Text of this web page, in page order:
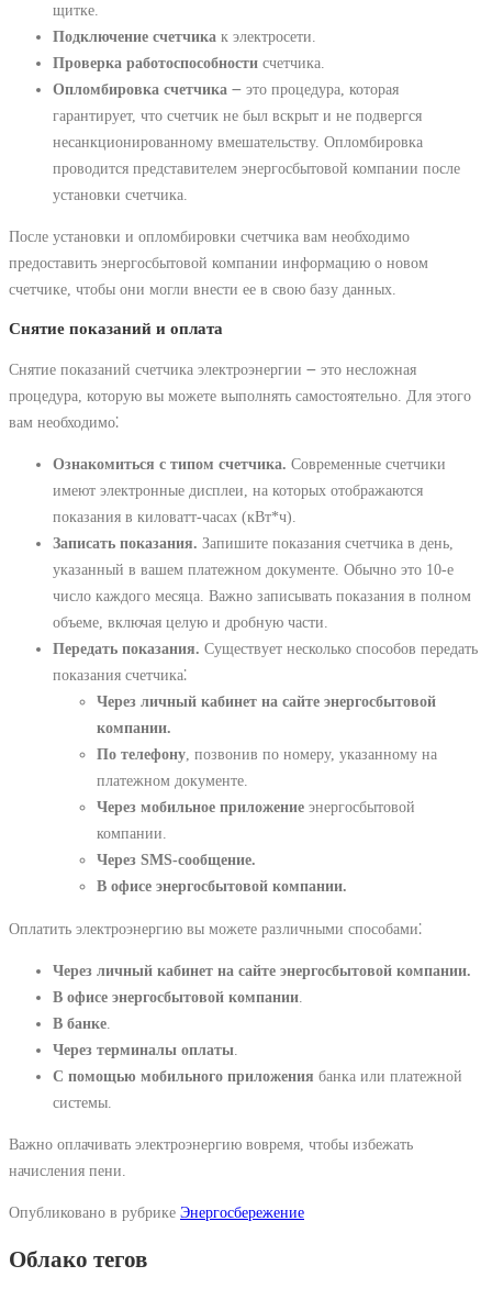
щитке.
Подключение счетчика к электросети.
Проверка работоспособности счетчика.
Опломбировка счетчика ౼ это процедура, которая
гарантирует, что счетчик не был вскрыт и не подвергся
несанкционированному вмешательству. Опломбировка
проводится представителем энергосбытовой компании после
установки счетчика.
После установки и опломбировки счетчика вам необходимо
предоставить энергосбытовой компании информацию о новом
счетчике, чтобы они могли внести ее в свою базу данных.
Снятие показаний и оплата
Снятие показаний счетчика электроэнергии ౼ это несложная
процедура, которую вы можете выполнять самостоятельно. Для этого
вам необходимо⁚
Ознакомиться с типом счетчика. Современные счетчики
имеют электронные дисплеи, на которых отображаются
показания в киловатт-часах (кВт*ч).
Записать показания. Запишите показания счетчика в день,
указанный в вашем платежном документе. Обычно это 10-е
число каждого месяца. Важно записывать показания в полном
объеме, включая целую и дробную части.
Передать показания. Существует несколько способов передать
показания счетчика⁚
Через личный кабинет на сайте энергосбытовой
компании.
По телефону, позвонив по номеру, указанному на
платежном документе.
Через мобильное приложение энергосбытовой
компании.
Через SMS-сообщение.
В офисе энергосбытовой компании.
Оплатить электроэнергию вы можете различными способами⁚
Через личный кабинет на сайте энергосбытовой компании.
В офисе энергосбытовой компании
В банке
Через терминалы оплаты
С помощью мобильного приложения банка или платежной
системы.
Важно оплачивать электроэнергию вовремя, чтобы избежать
начисления пени.
Опубликовано в рубрике Энергосбережение
Облако тегов